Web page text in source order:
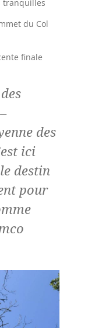
tranquilles
du Col
finale
des
ici
destin
pour